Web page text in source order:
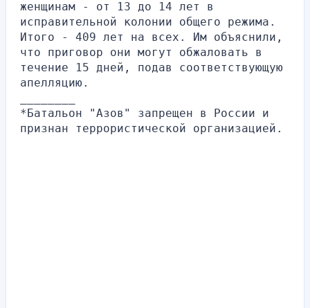
женщинам - от 13 до 14 лет в
исправительной колонии общего режима.
Итого - 409 лет на всех. Им объяснили,
что приговор они могут обжаловать в
течение 15 дней, подав соответствующую
апелляцию.
*Батальон "Азов" запрещен в России и
признан террористической организацией.